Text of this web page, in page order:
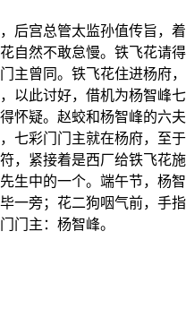
宫总管太监孙值传旨，
然不敢怠慢。铁飞花请
曾同。铁飞花住进杨府
此讨好，借机为杨智峰
疑。赵蛟和杨智峰的六
彩门门主就在杨府，至
紧接着是西厂给铁飞花
中的一个。端午节，杨
旁；花二狗咽气前，手
门主：杨智峰。